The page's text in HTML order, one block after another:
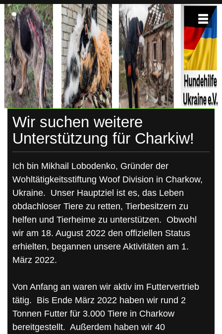
Skip
to
content
HUNDEHILFE-
UKRAINE
Hundehilfe-
Ukraine
Wir suchen weitere
Unterstützung für Charkiw!
Ich bin Mikhail Lobodenko, Gründer der
Wohltätigkeitsstiftung Woof Division in Charkow,
Ukraine. Unser Hauptziel ist es, das Leben
obdachloser Tiere zu retten, Tierbesitzern zu
helfen und Tierheime zu unterstützen. Obwohl
wir am 18. August 2022 den offiziellen Status
erhielten, begannen unsere Aktivitäten am 1.
März 2022.
Von Anfang an waren wir aktiv im Futtervertrieb
tätig. Bis Ende März 2022 haben wir rund 2
Tonnen Futter für 3.000 Tiere in Charkow
bereitgestellt. Außerdem haben wir 40